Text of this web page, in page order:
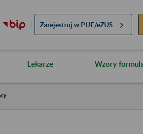
Zarejestruj w PUE/eZUS
Lekarze Wzory